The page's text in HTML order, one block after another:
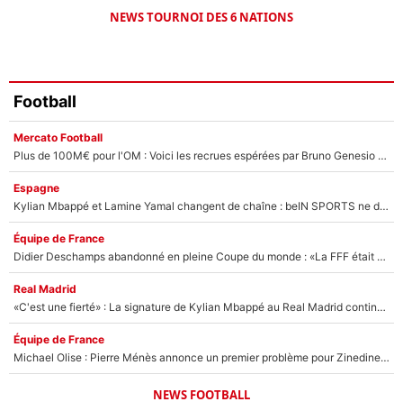
NEWS TOURNOI DES 6 NATIONS
Football
Mercato Football
Plus de 100M€ pour l'OM : Voici les recrues espérées par Bruno Genesio et Grégory Lorenzi après l’opération dégraissage
Espagne
Kylian Mbappé et Lamine Yamal changent de chaîne : beIN SPORTS ne digère pas cette décision historique et prédit un fiasco pour la Liga
Équipe de France
Didier Deschamps abandonné en pleine Coupe du monde : «La FFF était déjà passée à Zinedine Zidane»
Real Madrid
«C'est une fierté» : La signature de Kylian Mbappé au Real Madrid continue de régaler l'Espagne
Équipe de France
Michael Olise : Pierre Ménès annonce un premier problème pour Zinedine Zidane en équipe de France
NEWS FOOTBALL